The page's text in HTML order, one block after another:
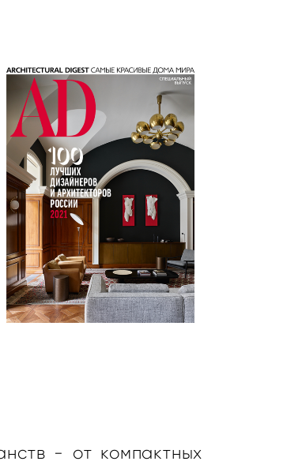
- от компактных